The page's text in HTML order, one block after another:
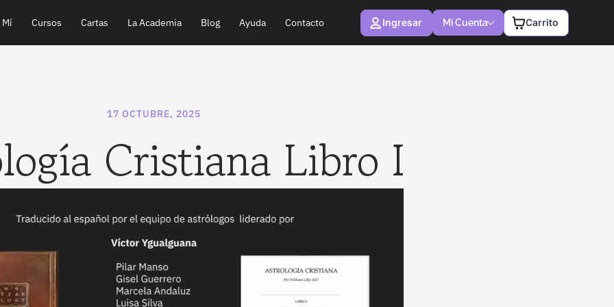
Cursos Cartas La Academia Blog Ayuda Contacto Ingresar Mi Cuenta Carrito
17 OCTUBRE, 2025
Cristiana Libro I